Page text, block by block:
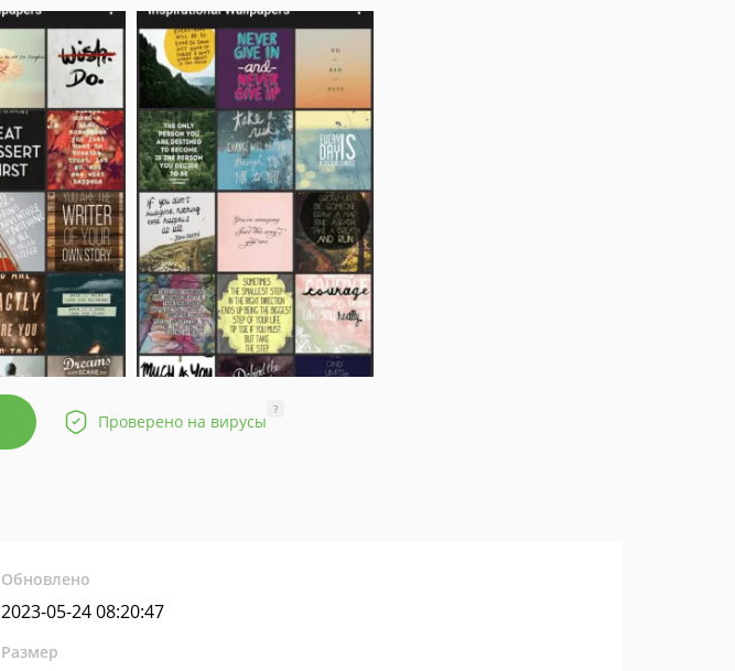
Проверено на вирусы
?
Обновлено
2023-05-24 08:20:47
Размер